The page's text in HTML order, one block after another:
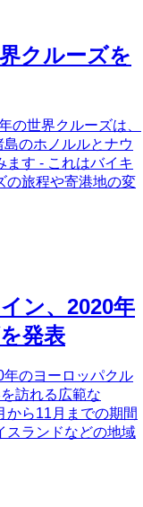
クルーズを
の世界クルーズは、
のホノルルとナウ
ます - これはバイキ
の旅程や寄港地の変
ン、2020年
発表
のヨーロッパクル
訪れる広範な
から11月までの期間
スランドなどの地域